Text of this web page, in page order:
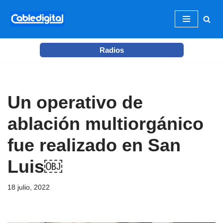
al
Radios
Un operativo de
ablación multiorgánico
fue realizado en San
Luis￼
18 julio, 2022